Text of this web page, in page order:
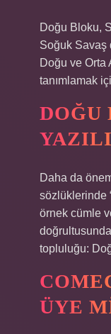
Doğu Bloku,
Soğuk Savaş
Doğu ve Orta
tanımlamak
DOĞU
Daha da
sözlüklerinde
örnek cümle
topluluğu:
ÜYE